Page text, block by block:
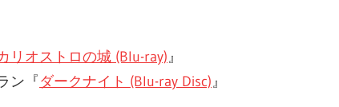
リオストロの城 (Blu-ray)』
ン『ダークナイト (Blu-ray Disc)』